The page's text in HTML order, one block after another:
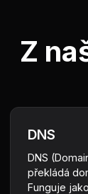
Z
DNS
DNS
překládá
Funguje